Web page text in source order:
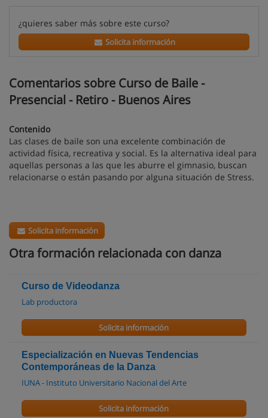
¿quieres saber más sobre este curso?
Solicita información
Comentarios sobre Curso de Baile -
Presencial - Retiro - Buenos Aires
Contenido
Las clases de baile son una excelente combinación de
actividad física, recreativa y social. Es la alternativa ideal para
aquellas personas a las que les aburre el gimnasio, buscan
relacionarse o están pasando por alguna situación de Stress.
Solicita información
Otra formación relacionada con danza
Curso de Videodanza
Lab productora
Solicita información
Especialización en Nuevas Tendencias
Contemporáneas de la Danza
IUNA - Instituto Universitario Nacional del Arte
Solicita información